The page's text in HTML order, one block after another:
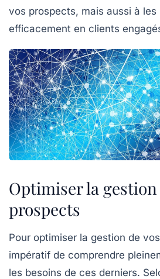
vos prospects, mais aussi à
efficacement en clients
Optimiser la gestion
prospects
Pour optimiser la gestion de
impératif de comprendre
les besoins de ces derniers.